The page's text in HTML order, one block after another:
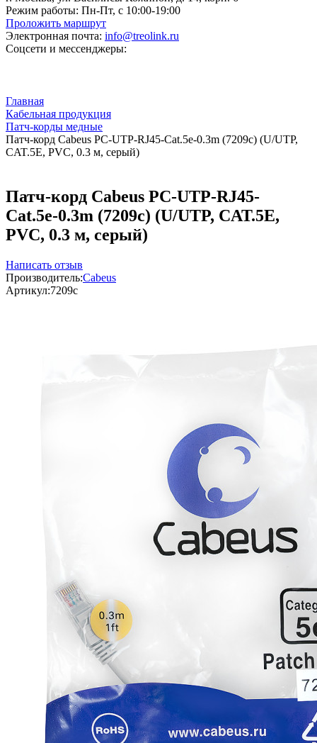
Режим работы: Пн-Пт, с 10:00-19:00
Проложить маршрут
Электронная почта: info@treolink.ru
Соцсети и мессенджеры:
Главная
Кабельная продукция
Патч-корды медные
Патч-корд Cabeus PC-UTP-RJ45-Cat.5e-0.3m (7209c) (U/UTP,
CAT.5E, PVC, 0.3 м, серый)
Патч-корд Cabeus PC-UTP-RJ45-
Cat.5e-0.3m (7209c) (U/UTP, CAT.5E,
PVC, 0.3 м, серый)
Написать отзыв
Производитель:Cabeus
Артикул:7209c